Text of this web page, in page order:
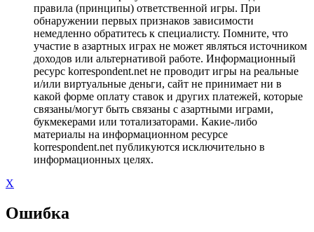
правила (принципы) ответственной игры. При
обнаружении первых признаков зависимости
немедленно обратитесь к специалисту. Помните, что
участие в азартных играх не может являться источником
доходов или альтернативой работе. Информационный
ресурс korrespondent.net не проводит игры на реальные
и/или виртуальные деньги, сайт не принимает ни в
какой форме оплату ставок и других платежей, которые
связаны/могут быть связаны с азартными играми,
букмекерами или тотализаторами. Какие-либо
материалы на информационном ресурсе
korrespondent.net публикуются исключительно в
информационных целях.
X
Ошибка